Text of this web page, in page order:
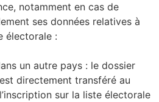
notamment en cas de
ses données relatives à
électorale :
un autre pays : le dossier
directement transféré au
sur la liste électorale